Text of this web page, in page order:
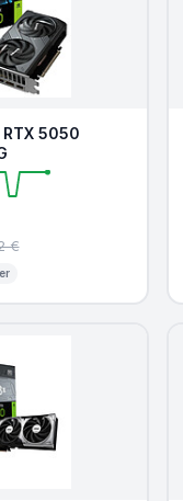
5050
€